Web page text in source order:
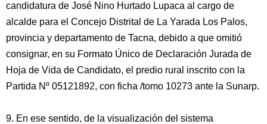
candidatura de José Nino Hurtado Lupaca al cargo de
alcalde para el Concejo Distrital de La Yarada Los Palos,
provincia y departamento de Tacna, debido a que omitió
consignar, en su Formato Único de Declaración Jurada de
Hoja de Vida de Candidato, el predio rural inscrito con la
Partida Nº 05121892, con ficha /tomo 10273 ante la Sunarp.
9. En ese sentido, de la visualización del sistema